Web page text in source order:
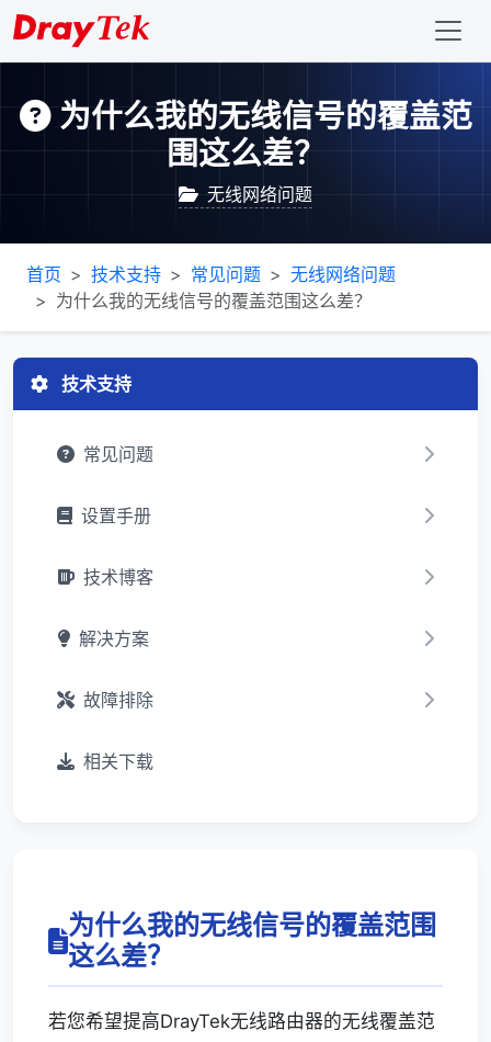
为什么我的无线信号的覆盖范
围这么差？
无线网络问题
首页 技术支持 常见问题
无线网络问题
为什么我的无线信号的覆盖范围这么差？
技术支持
常见问题
设置手册
技术博客
解决方案
故障排除
相关下载
为什么我的无线信号的覆盖范围
这么差？
若您希望提高DrayTek无线路由器的无线覆盖范